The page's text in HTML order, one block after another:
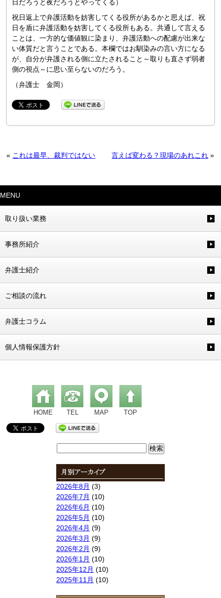
日だろうと夜だろうとやってくる）
祝日返上で弁護活動を妨害してくる役所があるかと思えば、祝
日を盾に弁護活動を妨害してくる役所もある。共通して言える
ことは、一方的な価値観に染まり、弁護活動への配慮が出来な
い体質だと言うことである。本欄ではお馴染みの言い方になる
が、自分が弁護される側に立たされること～取りも直さず弱者
側の視点～に思い至らないのだろう。
（弁護士 金岡）
« これは最早、裁判ではない 言えば変わる？現場のあれこれ »
MENU
取り扱い業務
事務所紹介
弁護士紹介
ご相談の流れ
弁護士コラム
個人情報保護方針
HOME TEL MAP TOP
2026年8月 (3)
2026年7月 (10)
2026年6月 (10)
2026年5月 (10)
2026年4月 (9)
2026年3月 (9)
2026年2月 (9)
2026年1月 (10)
2025年12月 (10)
2025年11月 (10)